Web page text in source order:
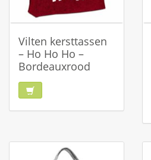
Vilten kersttassen
– Ho Ho Ho –
Bordeauxrood